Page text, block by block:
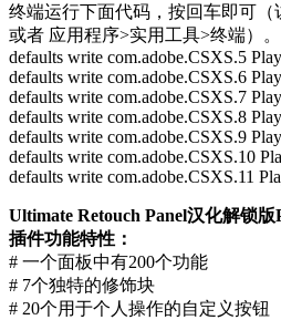
终端运行下面代码，按回车即可
或者 应用程序>实用工具>终端）。
defaults write com.adobe.CSXS.5
defaults write com.adobe.CSXS.6
defaults write com.adobe.CSXS.7
defaults write com.adobe.CSXS.8
defaults write com.adobe.CSXS.9
defaults write com.adobe.CSXS.10
defaults write com.adobe.CSXS.11
Ultimate Retouch Panel汉化解锁
插件功能特性：
# 一个面板中有200个功能
# 7个独特的修饰块
# 20个用于个人操作的自定义按钮